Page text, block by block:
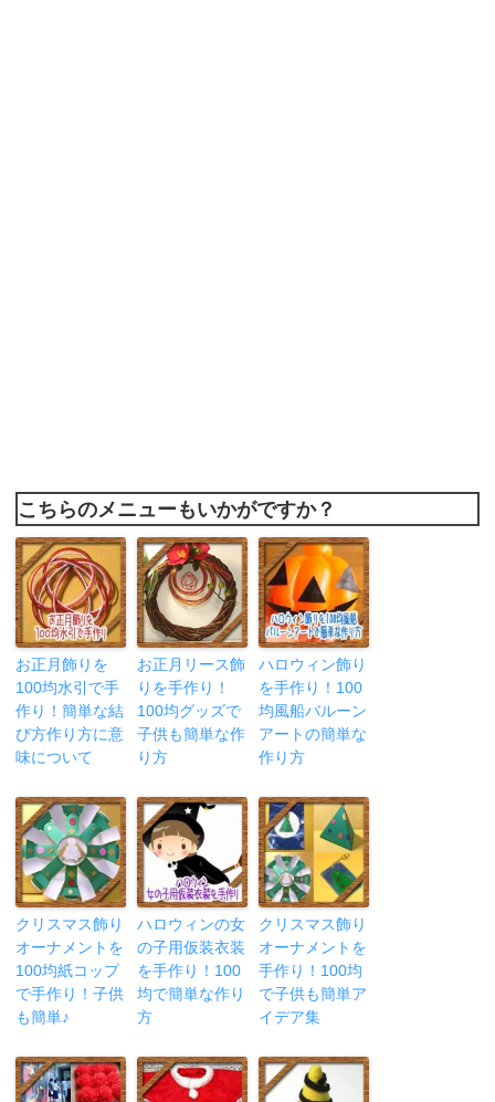
こちらのメニューもいかがですか？
お正月飾りを
100均水引で手
作り！簡単な結
び方作り方に意
味について
お正月リース飾
りを手作り！
100均グッズで
子供も簡単な作
り方
ハロウィン飾り
を手作り！100
均風船バルーン
アートの簡単な
作り方
クリスマス飾り
オーナメントを
100均紙コップ
で手作り！子供
も簡単♪
ハロウィンの女
の子用仮装衣装
を手作り！100
均で簡単な作り
方
クリスマス飾り
オーナメントを
手作り！100均
で子供も簡単ア
イデア集